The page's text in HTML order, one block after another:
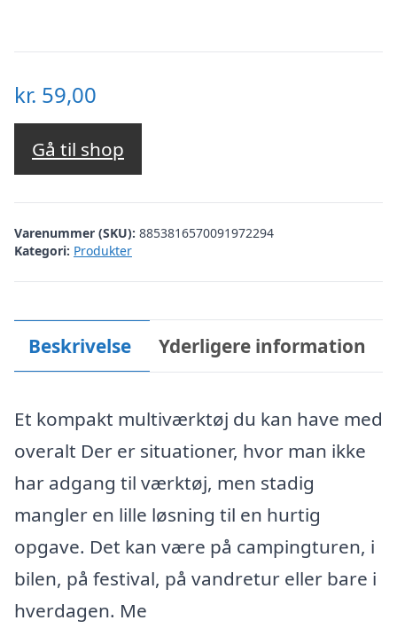
kr. 59,00
Gå til shop
Varenummer (SKU): 8853816570091972294
Kategori: Produkter
Beskrivelse Yderligere information
Et kompakt multiværktøj du kan have med
overalt Der er situationer, hvor man ikke
har adgang til værktøj, men stadig
mangler en lille løsning til en hurtig
opgave. Det kan være på campingturen, i
bilen, på festival, på vandretur eller bare i
hverdagen. Me